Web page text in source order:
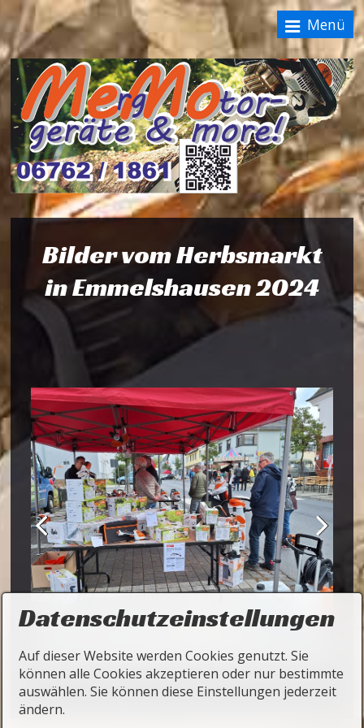
Menü
Bilder vom Herbsmarkt
in Emmelshausen 2024
Datenschutzeinstellungen
Auf dieser Website werden Cookies genutzt. Sie
können alle Cookies akzeptieren oder nur bestimmte
auswählen. Sie können diese Einstellungen jederzeit
ändern.